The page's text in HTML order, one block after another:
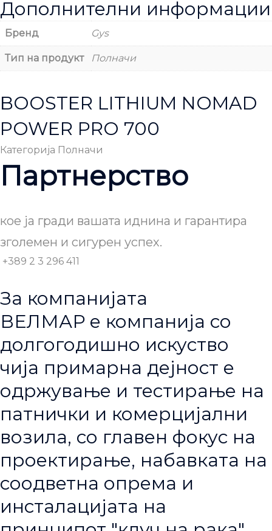
Дополнителни информации
Бренд Gys
Тип на продукт Полначи
BOOSTER LITHIUM NOMAD
POWER PRO 700
Категорија Полначи
Партнерство
кое ја гради вашата иднина и гарантира
зголемен и сигурен успех.
+389 2 3 296 411
За компанијата
ВЕЛМАР е компанија со
долгогодишно искуство
чија примарна дејност е
одржување и тестирање на
патнички и комерцијални
возила, со главен фокус на
проектирање, набавката на
соодветна опрема и
инсталацијата на